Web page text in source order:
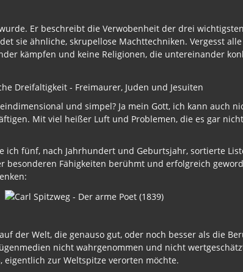
Er beschreibt die Verwobenheit der drei
sie ähnliche, skrupellose Machttechniken. Vergesst
kämpfen und keine Religionen, die untereinander
und simpel? Ja mein Gott, ich kann auch
Mit viel heißer Luft und Problemen, die es gar
ich fünf, nach Jahrhundert und Geburtsjahr, sortierte
besonderen Fähigkeiten berühmt und erfolgreich
der Welt, die genauso gut, oder noch besser als die
nicht wahrgenommen und nicht
zur Weltspitze verorten möchte.